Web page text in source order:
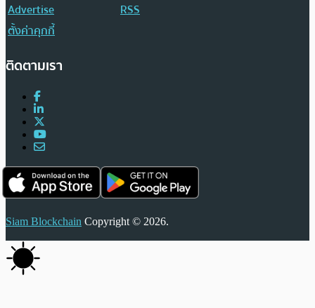
Advertise
RSS
ตั้งค่าคุกกี้
ติดตามเรา
Siam Blockchain Copyright © 2026.